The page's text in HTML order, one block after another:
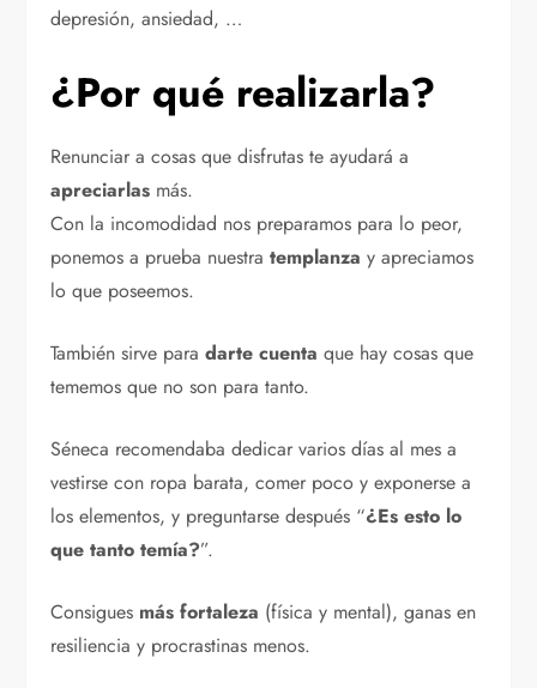
depresión, ansiedad, …
¿Por qué realizarla?
Renunciar a cosas que disfrutas te ayudará a
apreciarlas más.
Con la incomodidad nos preparamos para lo peor,
ponemos a prueba nuestratemplanza y apreciamos
lo que poseemos.
También sirve paradarte cuenta que hay cosas que
tememos que no son para tanto.
Séneca recomendaba dedicar varios días al mes a
vestirse con ropa barata, comer poco y exponerse a
los elementos, y preguntarse después “¿Es esto lo
que tanto temía?”.
Consigues más fortaleza (física y mental), ganas en
resiliencia y procrastinas menos.